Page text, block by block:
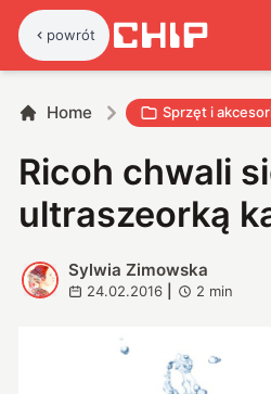
powrót
Home Sprzęt i
Ricoh chwali
ultraszeorką
S
Sylwia Zimowska
24.02.2016 2 min